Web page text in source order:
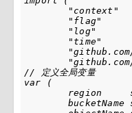
// 定义全局变量
var (